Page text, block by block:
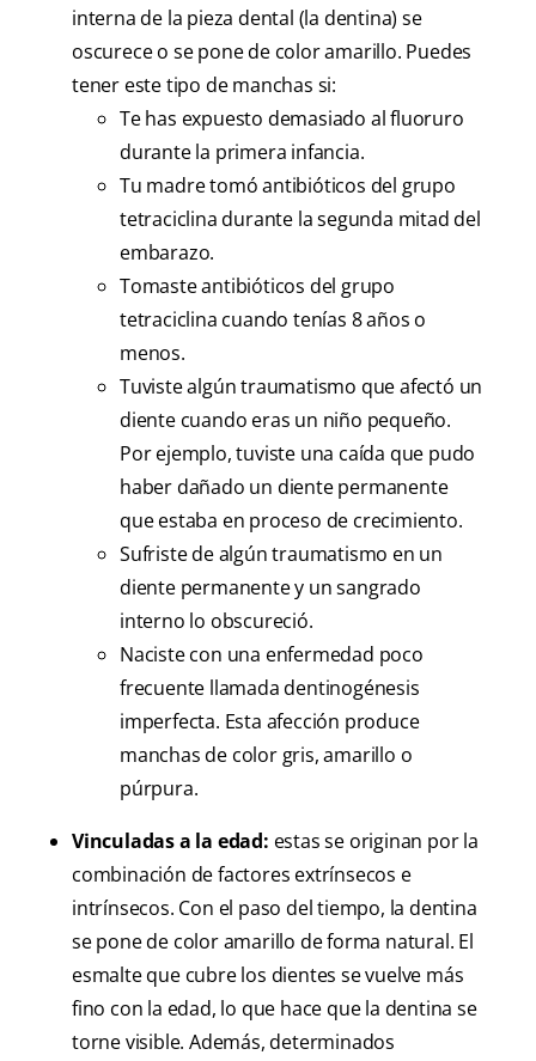
interna de la pieza dental (la dentina) se
oscurece o se pone de color amarillo. Puedes
tener este tipo de manchas si:
Te has expuesto demasiado al fluoruro
durante la primera infancia.
Tu madre tomó antibióticos del grupo
tetraciclina durante la segunda mitad del
embarazo.
Tomaste antibióticos del grupo
tetraciclina cuando tenías 8 años o
menos.
Tuviste algún traumatismo que afectó un
diente cuando eras un niño pequeño.
Por ejemplo, tuviste una caída que pudo
haber dañado un diente permanente
que estaba en proceso de crecimiento.
Sufriste de algún traumatismo en un
diente permanente y un sangrado
interno lo obscureció.
Naciste con una enfermedad poco
frecuente llamada dentinogénesis
imperfecta. Esta afección produce
manchas de color gris, amarillo o
púrpura.
Vinculadas a la edad: estas se originan por la
combinación de factores extrínsecos e
intrínsecos. Con el paso del tiempo, la dentina
se pone de color amarillo de forma natural. El
esmalte que cubre los dientes se vuelve más
fino con la edad, lo que hace que la dentina se
torne visible. Además, determinados